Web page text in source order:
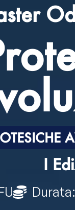
I
Durata: